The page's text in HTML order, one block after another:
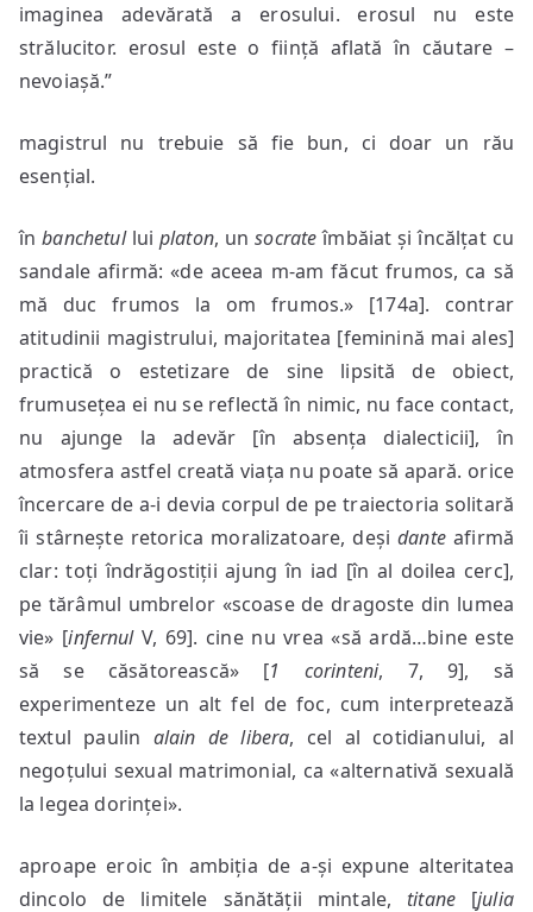
imaginea adevărată a erosului. erosul nu este
strălucitor. erosul este o ființă aflată în căutare –
nevoiașă.”
magistrul nu trebuie să fie bun, ci doar un rău
esențial.
înbanchetullui platon, unsocrateîmbăiat și încălțat cu
sandale afirmă: «de aceea m-am făcut frumos, ca să
mă duc frumos la om frumos.» [174a]. contrar
atitudinii magistrului, majoritatea [feminină mai ales]
practică o estetizare de sine lipsită de obiect,
frumusețea ei nu se reflectă în nimic, nu face contact,
nu ajunge la adevăr [în absența dialecticii], în
atmosfera astfel creată viața nu poate să apară. orice
încercare de a-i devia corpul de pe traiectoria solitară
îi stârnește retorica moralizatoare, deșidanteafirmă
clar: toți îndrăgostiții ajung în iad [în al doilea cerc],
pe tărâmul umbrelor «scoase de dragoste din lumea
vie» [infernulV, 69]. cine nu vrea «să ardă…bine este
să se căsătorească» [1 corinteni, 7, 9], să
experimenteze un alt fel de foc, cum interpretează
textul paulin alain de libera, cel al cotidianului, al
negoțului sexual matrimonial, ca «alternativă sexuală
la legea dorinței».
aproape eroic în ambiția de a-și expune alteritatea
dincolo de limitele sănătății mintale, titane [julia